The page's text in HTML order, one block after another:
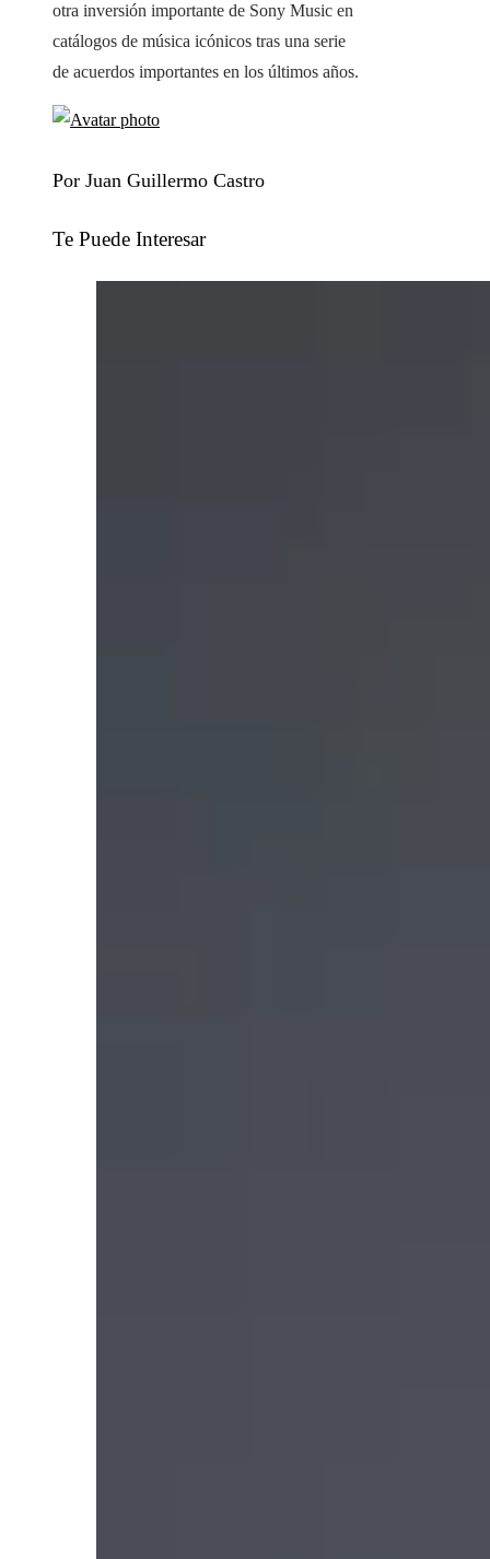
otra inversión importante de Sony Music en
catálogos de música icónicos tras una serie
de acuerdos importantes en los últimos años.
Por Juan Guillermo Castro
Te Puede Interesar